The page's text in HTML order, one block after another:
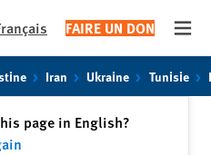
FAIRE UN DON
Iran Ukraine Tunisie
page in English?